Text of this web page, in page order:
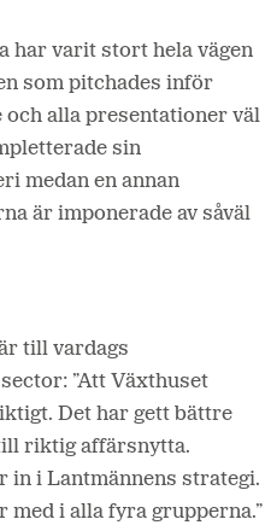
har varit stort hela vägen
som pitchades inför
alla presentationer väl
sin
medan en annan
är imponerade av såväl
till vardags
”Att Växthuset
Det har gett bättre
riktig affärsnytta.
in i Lantmännens strategi.
med i alla fyra grupperna.”